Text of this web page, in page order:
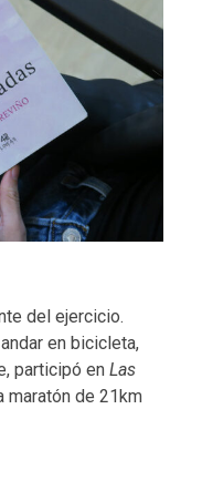
del ejercicio.
en bicicleta,
participó en Las
maratón de 21km